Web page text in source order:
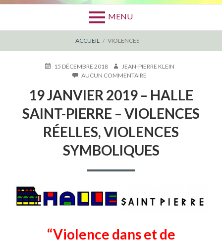
MENU
D'ARIANE
ACCUEIL VIOLENCES
PUBLIÉ15 DÉCEMBRE 2018 AUTEUR
JEAN-PIERRE KLEIN
AUCUN COMMENTAIRE
JANVIER
2019
–
HALLE
SAINT-
PIERRE
–
VIOLENCES
19 JANVIER 2019 – HALLE
SAINT-PIERRE – VIOLENCES
RÉELLES, VIOLENCES
SYMBOLIQUES
“Violence dans et de